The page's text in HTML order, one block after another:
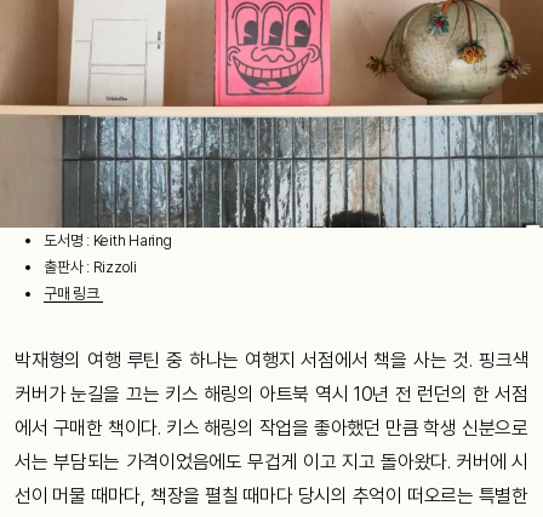
도서명 : Keith Haring
출판사 : Rizzoli
구매 링크
박재형의 여행 루틴 중 하나는 여행지 서점에서 책을 사는 것. 핑크색
커버가 눈길을 끄는 키스 해링의 아트북 역시 10년 전 런던의 한 서점
에서 구매한 책이다. 키스 해링의 작업을 좋아했던 만큼 학생 신분으로
서는 부담되는 가격이었음에도 무겁게 이고 지고 돌아왔다. 커버에 시
선이 머물 때마다, 책장을 펼칠 때마다 당시의 추억이 떠오르는 특별한